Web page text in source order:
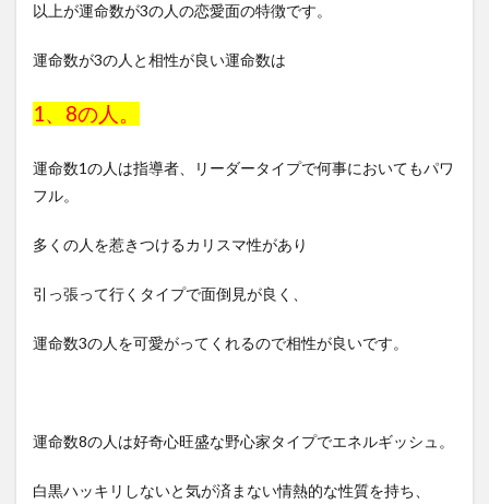
以上が運命数が3の人の恋愛面の特徴です。
運命数が3の人と相性が良い運命数は
1、8の人。
運命数1の人は指導者、リーダータイプで何事においてもパワ
フル。
多くの人を惹きつけるカリスマ性があり
引っ張って行くタイプで面倒見が良く、
運命数3の人を可愛がってくれるので相性が良いです。
運命数8の人は好奇心旺盛な野心家タイプでエネルギッシュ。
白黒ハッキリしないと気が済まない情熱的な性質を持ち、